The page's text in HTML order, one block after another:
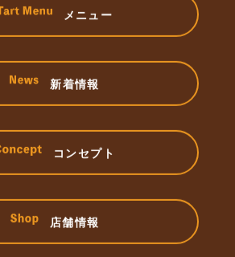
メニュー
新着情報
コンセプト
店舗情報